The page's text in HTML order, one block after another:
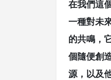
在我們這
一種對未
的共鳴，
個隨便創
源，以及